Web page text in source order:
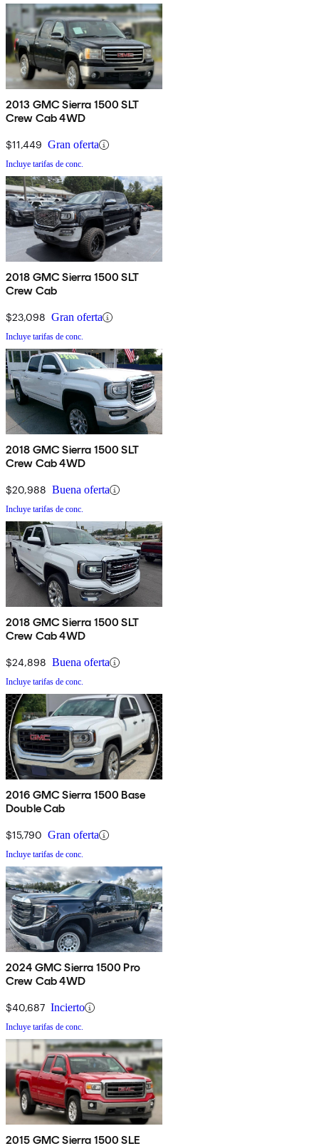
2013 GMC Sierra 1500 SLT
Crew Cab 4WD
$11,449 Gran oferta
Incluye tarifas de conc.
2018 GMC Sierra 1500 SLT
Crew Cab
$23,098 Gran oferta
Incluye tarifas de conc.
2018 GMC Sierra 1500 SLT
Crew Cab 4WD
$20,988 Buena oferta
Incluye tarifas de conc.
2018 GMC Sierra 1500 SLT
Crew Cab 4WD
$24,898 Buena oferta
Incluye tarifas de conc.
2016 GMC Sierra 1500 Base
Double Cab
$15,790 Gran oferta
Incluye tarifas de conc.
2024 GMC Sierra 1500 Pro
Crew Cab 4WD
$40,687 Incierto
Incluye tarifas de conc.
2015 GMC Sierra 1500 SLE